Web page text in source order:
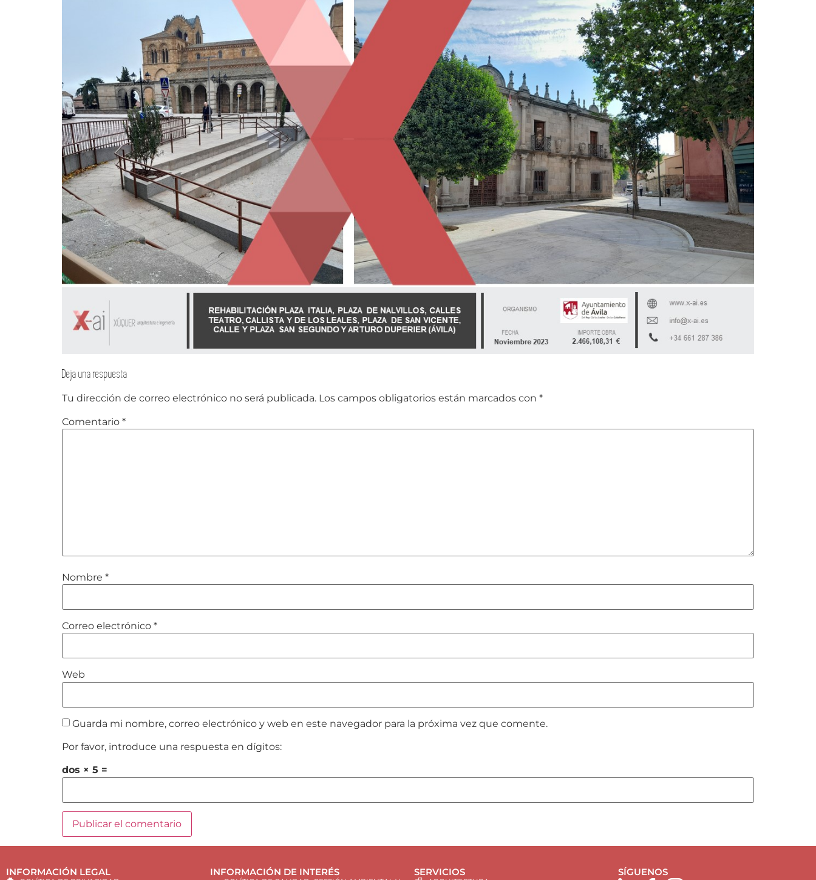
Deja una respuesta
Tu dirección de correo electrónico no será publicada. Los campos obligatorios están marcados con *
Comentario *
Nombre *
Correo electrónico *
Web
Guarda mi nombre, correo electrónico y web en este navegador para la próxima vez que comente.
Por favor, introduce una respuesta en dígitos:
dos × 5 =
INFORMACIÓN LEGAL INFORMACIÓN DE INTERÉS SERVICIOS SÍGUENOS